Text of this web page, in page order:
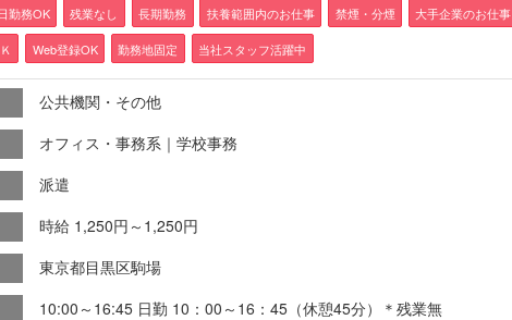
勤務OK 残業なし 長期勤務 扶養範囲内のお仕事 禁煙・分煙 大手企業のお仕事
Web登録OK 勤務地固定 当社スタッフ活躍中
公共機関・その他
オフィス・事務系｜学校事務
派遣
時給 1,250円～1,250円
東京都目黒区駒場
10:00～16:45 日勤 10：00～16：45（休憩45分）＊残業無